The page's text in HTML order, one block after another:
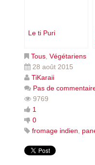
Le ti Puri
Tous Végétariens
28 août 2015
TiKaraii
Pas de
9769
1
0
fromage indien